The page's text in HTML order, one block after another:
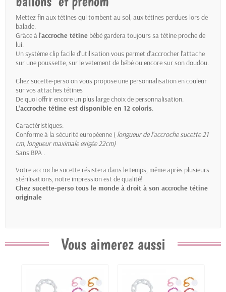
Mettez fin aux tétines qui tombent au sol, aux tétines perdues lors de
balade.
Grâce à l'accroche tétine bébé gardera toujours sa tétine proche de
lui.
Un système clip facile d'utilisation vous permet d'accrocher l'attache
sur une poussette, sur le vetement de bébé ou encore sur son doudou.
Chez sucette-perso on vous propose une personnalisation en couleur
sur vos attaches tétines
De quoi offrir encore un plus large choix de personnalisation.
L'accroche tétine est disponible en 12 coloris
Caractéristiques:
Conforme à la sécurité européenne ( longueur de l'accroche sucette 21
cm, longueur maximale exigée 22cm)
Sans BPA .
Votre accroche sucette résistera dans le temps, même après plusieurs
stérilisations, notre impression est de qualité!
Chez sucette-perso tous le monde à droit à son accroche tétine
originale
Vous aimerez aussi